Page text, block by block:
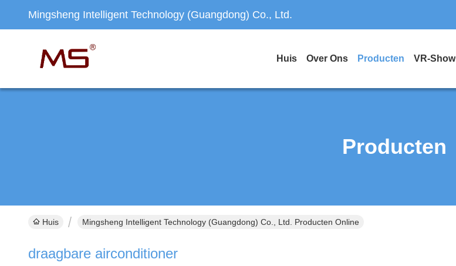
Mingsheng Intelligent Technology (Guangdong) Co., Ltd.
Huis Over Ons Producten VR-Show
Producten
Huis Mingsheng Intelligent Technology (Guangdong) Co., Ltd. Producten Online
draagbare airconditioner